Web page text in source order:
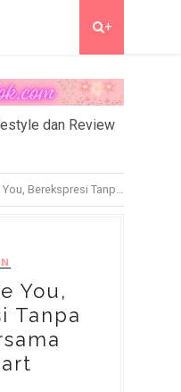
+
dan Review
Tanpa Batas Bersama Goldmart
You,
Tanpa